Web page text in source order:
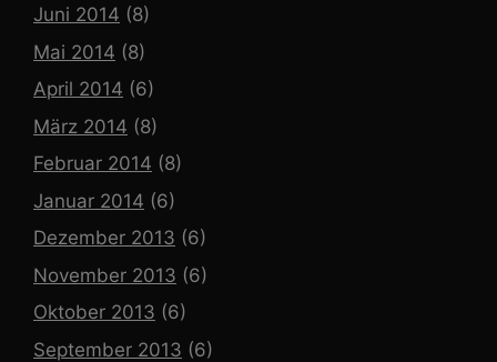
Juni 2014 (8)
Mai 2014 (8)
April 2014 (6)
März 2014 (8)
Februar 2014 (8)
Januar 2014 (6)
Dezember 2013 (6)
November 2013 (6)
Oktober 2013 (6)
September 2013 (6)